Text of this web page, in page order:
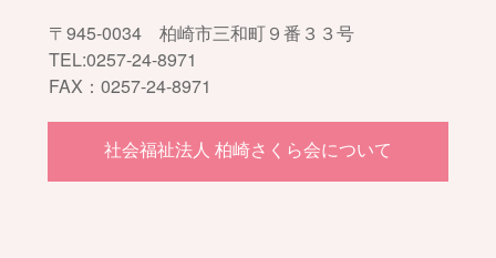
〒945-0034 柏崎市三和町９番３３号
TEL:0257-24-8971
FAX：0257-24-8971
社会福祉法人 柏崎さくら会について